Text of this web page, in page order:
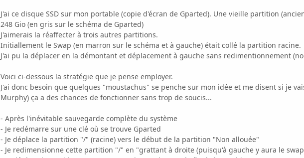
J'ai ce disque SSD sur mon portable (copie d'écran de Gparted). Une vieille partition
248 Gio (en gris sur le schéma de Gparted)
J'aimerais la réaffecter à trois autres partitions.
Initiallement le Swap (en marron sur le schéma et à gauche) était collé la partition racine.
J'ai pu la déplacer en la démontant et déplacement à gauche sans redimentionnement
Voici ci-dessous la stratégie que je pense employer.
J'ai donc besoin que quelques "moustachus" se penche sur mon idée et me disent si je
Murphy) ça a des chances de fonctionner sans trop de soucis...
- Après l'inévitable sauvegarde complète du système
- Je redémarre sur une clé où se trouve Gparted
- Je déplace la partition "/" (racine) vers le début de la partition "Non allouée"
- Je redimensionne cette partition "/" en "grattant à droite (puisqu'à gauche y aura le